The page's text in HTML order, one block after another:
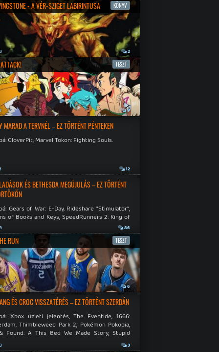
- A VÉR-SZIGET LABIRINTUSA KÖNYV
2
TESZT
9
MARAD A TERVNÉL – EZ TÖRTÉNT PÉNTEKEN
CloverPit, Marvel Tokon: Fighting Souls.
12
ÉS BETHESDA MEGÚJULÁS – EZ TÖRTÉNT
Gears of War: E-Day, Rideshare "Stimulator",
of Books and Keys, SpeedRunners 2: King of
86
RUN TESZT
6
ÉS CROC VISSZATÉRÉS – EZ TÖRTÉNT SZERDÁN
Xbox üzleti jelentés, The Eventide, 1666:
Thimbleweed Park 2, Pokémon Pokopia,
Found: A This Bed We Made Story, Stupid
3